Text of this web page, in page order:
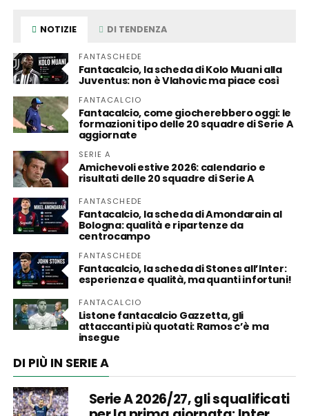
NOTIZIE DI TENDENZA
FANTASCHEDE
Fantacalcio, la scheda di Kolo Muani alla
Juventus: non è Vlahovic ma piace così
FANTACALCIO
Fantacalcio, come giocherebbero oggi: le
formazioni tipo delle 20 squadre di Serie A
aggiornate
SERIE A
Amichevoli estive 2026: calendario e
risultati delle 20 squadre di Serie A
FANTASCHEDE
Fantacalcio, la scheda di Amondarain al
Bologna: qualità e ripartenze da
centrocampo
FANTASCHEDE
Fantacalcio, la scheda di Stones all’Inter:
esperienza e qualità, ma quanti infortuni!
FANTACALCIO
Listone fantacalcio Gazzetta, gli
attaccanti più quotati: Ramos c’è ma
insegue
DI PIÙ IN SERIE A
Serie A 2026/27, gli squalificati